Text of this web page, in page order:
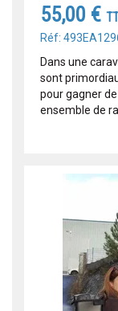
55,00 €
Réf:
Dans une
sont
pour gagner
ensemble de